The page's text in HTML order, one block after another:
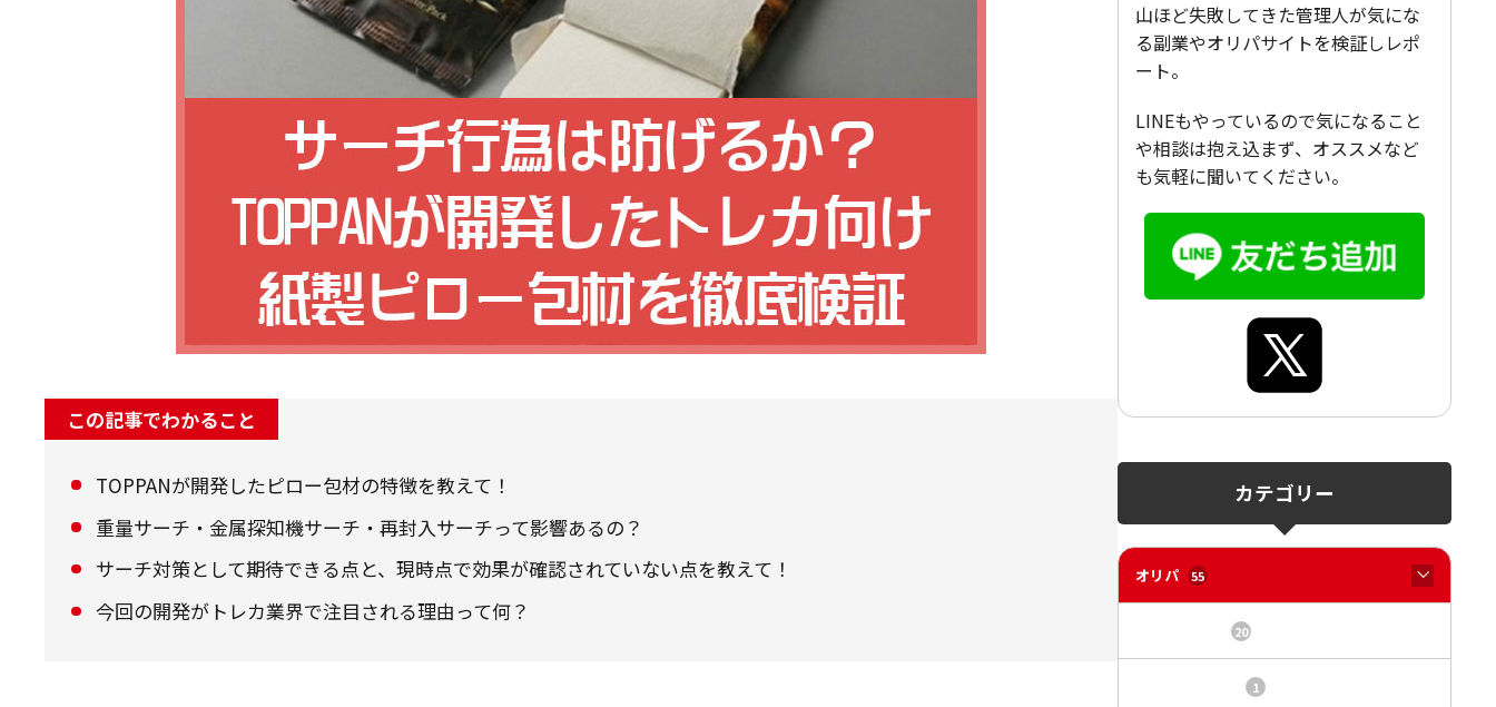
この記事でわかること
TOPPANが開発したピロー包材の特徴を教えて！
重量サーチ・金属探知機サーチ・再封入サーチって影響あるの？
サーチ対策として期待できる点と、現時点で効果が確認されていない点を教えて！
今回の開発がトレカ業界で注目される理由って何？
山ほど失敗してきた管理人が気にな
る副業やオリパサイトを検証しレポ
ート。
LINEもやっているので気になること
や相談は抱え込まず、オススメなど
も気軽に聞いてください。
カテゴリー
オリパ 55
20
1